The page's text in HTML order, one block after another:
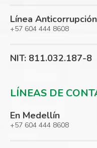
Línea Anticorrupción
+57 604 444 8608
NIT: 811.032.187-8
LÍNEAS DE
En Medellín
+57 604 444 8608